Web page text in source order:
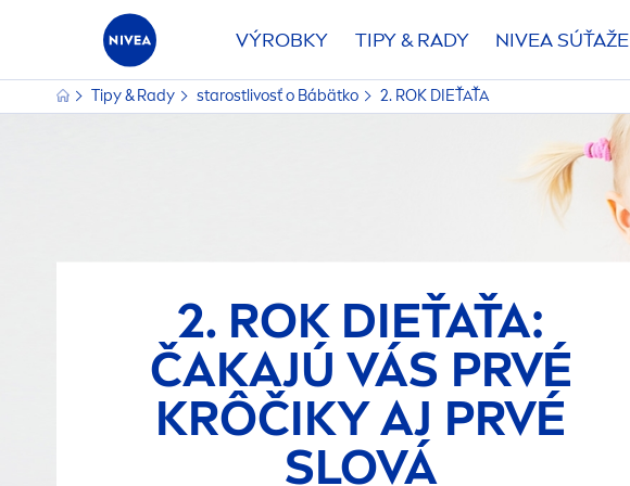
VÝROBKY TIPY & RADY NIVEASÚŤAŽE
Tipy & Rady starostlivosť o Bábätko 2. ROK DIEŤAŤA
2. ROK DIEŤAŤA:
ČAKAJÚ VÁS PRVÉ
KRÔČIKY AJ PRVÉ
SLOVÁ